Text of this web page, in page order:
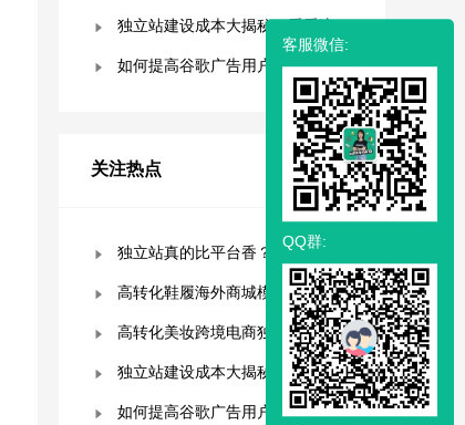
如何提高谷歌广告用户参与度？这几点是关键！
关注热点 更多>
高转化鞋履海外商城模板，附优秀案例拆解
高转化美妆跨境电商独立站模板，附优秀案例拆解
独立站建设成本大揭秘，看看这些费用你准备好了吗？
如何提高谷歌广告用户参与度？这几点是关键！
客服微信:
QQ群: